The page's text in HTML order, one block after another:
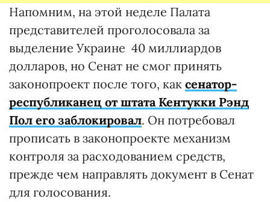
Напомним, на этой неделе Палата
представителей проголосовала за
выделение Украине 40 миллиардов
долларов, но Сенат не смог принять
законопроект после того, как сенатор-
республиканец от штата Кентукки Рэнд
Пол его заблокировал. Он потребовал
прописать в законопроекте механизм
контроля за расходованием средств,
прежде чем направлять документ в Сенат
для голосования.